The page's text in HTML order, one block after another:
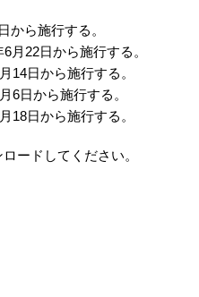
から施行する。
22日から施行する。
14日から施行する。
6日から施行する。
18日から施行する。
ードしてください。